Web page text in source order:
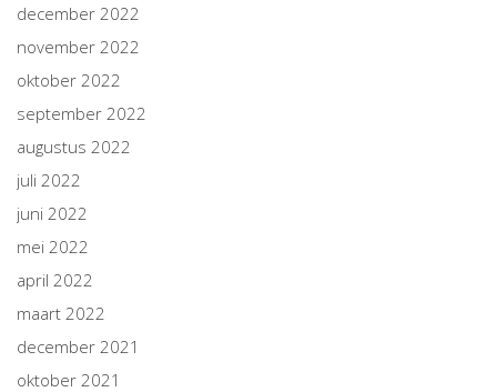
december 2022
november 2022
oktober 2022
september 2022
augustus 2022
juli 2022
juni 2022
mei 2022
april 2022
maart 2022
december 2021
oktober 2021